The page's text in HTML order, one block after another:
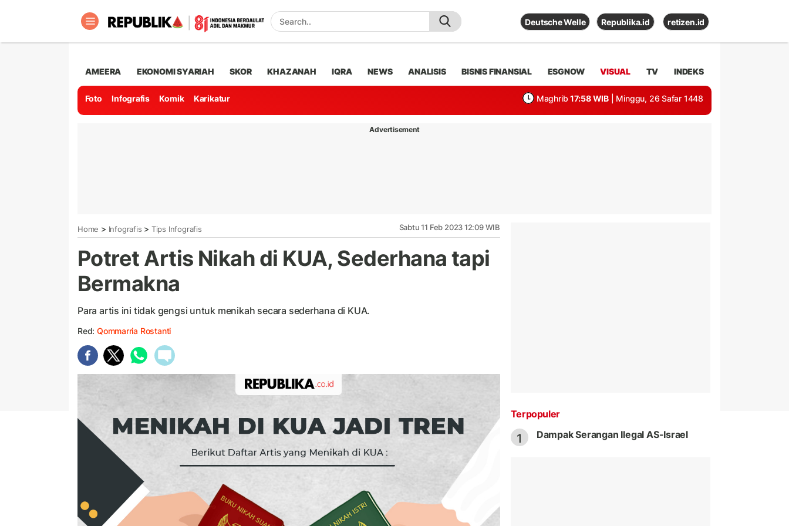
Deutsche Welle Republika.id retizen.id
AMEERA EKONOMI SYARIAH SKOR KHAZANAH IQRA NEWS ANALISIS BISNIS FINANSIAL ESGNOW VISUAL TV INDEKS
Foto Infografis Komik Karikatur Maghrib 17:58 WIB | Minggu, 26 Safar 1448
Advertisement
Home > Infografis > Tips Infografis Sabtu 11 Feb 2023 12:09 WIB
Potret Artis Nikah di KUA, Sederhana tapi
Bermakna
Para artis ini tidak gengsi untuk menikah secara sederhana di KUA.
Red: Qommarria Rostanti
Terpopuler
1 Dampak Serangan Ilegal AS-Israel